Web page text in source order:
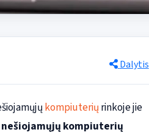
Dalytis
kompiuterių rinkoje jie
nešiojamųjų kompiuterių